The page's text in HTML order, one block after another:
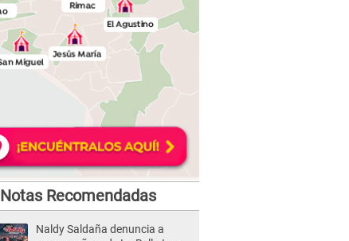
Notas Recomendadas
Naldy Saldaña denuncia a